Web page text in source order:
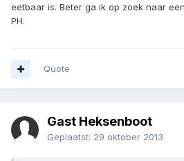
eetbaar is. Beter ga ik op zoek naar
PH.
Quote
Gast Heksenboot
Geplaatst: 29 oktober 2013